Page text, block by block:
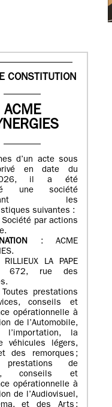
CONSTITUTION
ACME
d’un acte sous
en date du
il a été
une société
les
suivantes :
par actions
: ACME
LA PAPE
672, rue des
prestations
conseils et
opérationnelle à
de l’Automobile,
l’importation, la
véhicules légers,
des remorques ;
prestations de
conseils et
opérationnelle à
de l’Audiovisuel,